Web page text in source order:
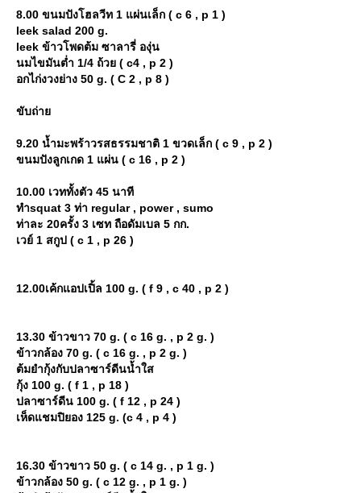
8.00 ขนมปังโฮลวีท 1 แผ่นเล็ก ( c 6 , p 1 )
leek salad 200 g.
leek ข้าวโพดต้ม ซาลารี่ องุ่น
นมไขมันต่ำ 1/4 ถ้วย ( c4 , p 2 )
อกไก่งวงย่าง 50 g. ( C 2 , p 8 )
ขับถ่า
9.20 น้ำมะพร้าวรสธรรมชาติ 1 ขวดเล็ก ( c 9 , p 2 )
ขนมปังลูกเกด 1 แผ่น ( c 16 , p 2 )
10.00 เวททั้งตัว 45 นาที
ทำsquat 3 ท่า regular , power , sumo
ท่าละ 20ครั้ง 3 เซท ถือดัมเบล 5 กก.
เวย์ 1 สกูป ( c 1 , p 26 )
12.00เค้กแอปเปิ้ล 100 g. ( f 9 , c 40 , p 2 )
13.30 ข้าวขาว 70 g. ( c 16 g. , p 2 g. )
ข้าวกล้อง 70 g. ( c 16 g. , p 2 g. )
ต้มยำกุ้งกับปลาซาร์ดีนน้ำใส
กุ้ง 100 g. ( f 1 , p 18 )
ปลาซาร์ดีน 100 g. ( f 12 , p 24 )
เห็ดแชมปิยอง 125 g. (c 4 , p 4 )
16.30 ข้าวขาว 50 g. ( c 14 g. , p 1 g. )
ข้าวกล้อง 50 g. ( c 12 g. , p 1 g. )